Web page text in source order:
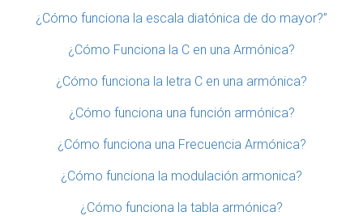
¿Cómo funciona la escala diatónica de do mayor?”
¿Cómo Funciona la C en una Armónica?
¿Cómo funciona la letra C en una armónica?
¿Cómo funciona una función armónica?
¿Cómo funciona una Frecuencia Armónica?
¿Cómo funciona la modulación armonica?
¿Cómo funciona la tabla armónica?